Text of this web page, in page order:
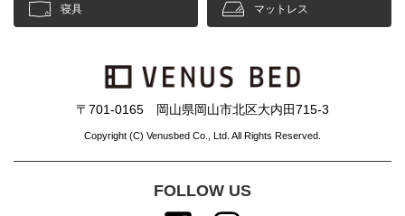
寝具 マットレス
〒701-0165 岡山県岡山市北区大内田715-3
Copyright (C) Venusbed Co., Ltd. All Rights Reserved.
FOLLOW US